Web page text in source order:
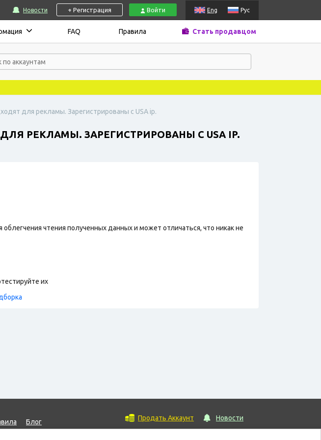
Новости + Регистрация Войти Eng Рус
FAQ Правила Стать продавцом
для рекламы. Зарегистрированы с USA ip.
РЕКЛАМЫ. ЗАРЕГИСТРИРОВАНЫ С USA IP.
чтения полученных данных и может отличаться, что никак не
их
Блог Продать Аккаунт Новости